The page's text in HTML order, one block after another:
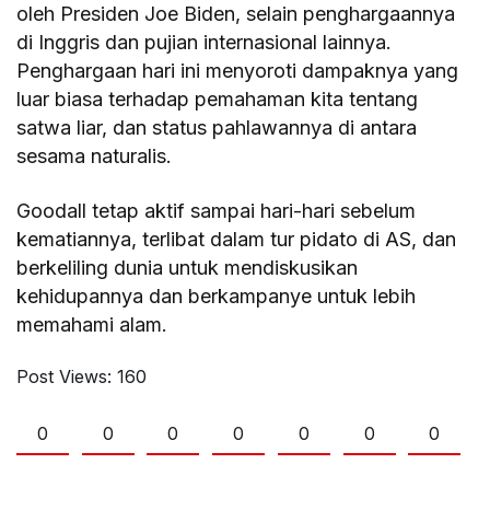
oleh Presiden Joe Biden, selain penghargaannya
di Inggris dan pujian internasional lainnya.
Penghargaan hari ini menyoroti dampaknya yang
luar biasa terhadap pemahaman kita tentang
satwa liar, dan status pahlawannya di antara
sesama naturalis.
Goodall tetap aktif sampai hari-hari sebelum
kematiannya, terlibat dalam tur pidato di AS, dan
berkeliling dunia untuk mendiskusikan
kehidupannya dan berkampanye untuk lebih
memahami alam.
Post Views: 160
0 0 0 0 0 0 0